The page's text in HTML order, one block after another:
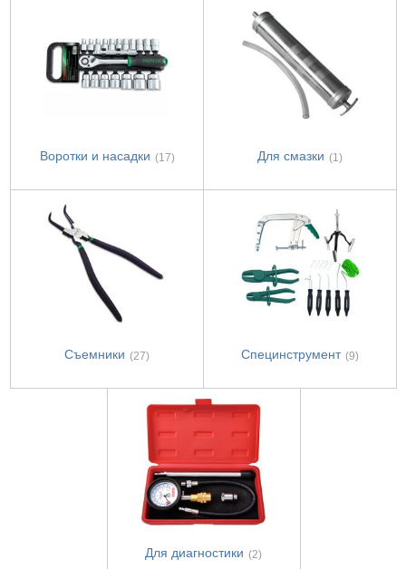
Воротки и насадки (17) Для смазки (1)
Съемники (27) Специнструмент (9)
Для диагностики (2)